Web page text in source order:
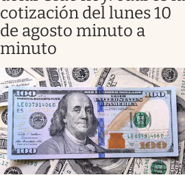
cotización del lunes 10
de agosto minuto a
minuto